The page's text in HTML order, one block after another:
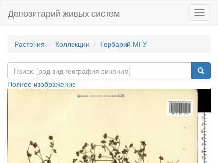
Депозитарий живых систем
Растения Коллекции Гербарий МГУ
Полное изображение